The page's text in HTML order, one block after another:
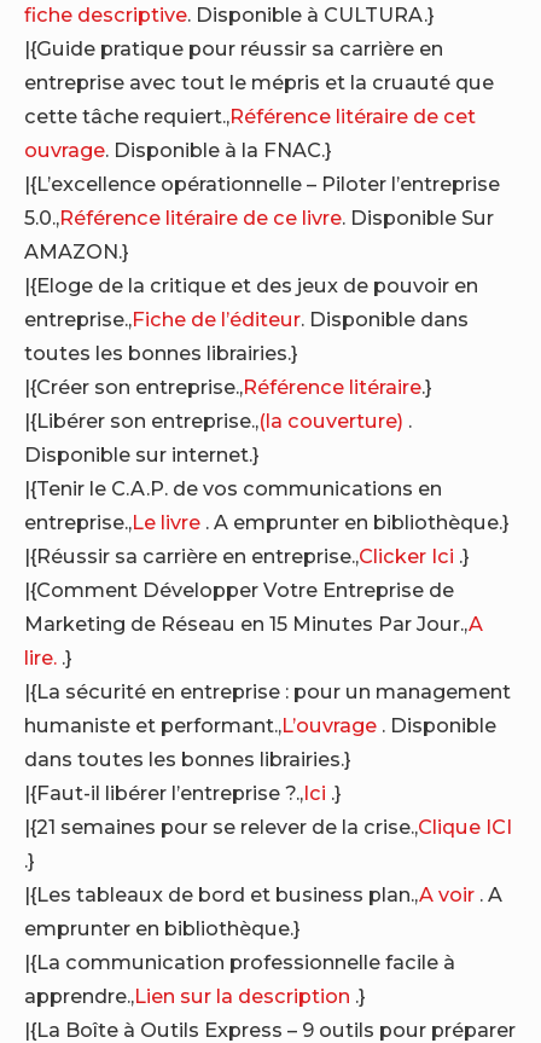
fiche descriptive. Disponible à CULTURA.}
|{Guide pratique pour réussir sa carrière en
entreprise avec tout le mépris et la cruauté que
cette tâche requiert.,Référence litéraire de cet
ouvrage. Disponible à la FNAC.}
|{L’excellence opérationnelle – Piloter l’entreprise
5.0.,Référence litéraire de ce livre. Disponible Sur
AMAZON.}
|{Eloge de la critique et des jeux de pouvoir en
entreprise.,Fiche de l’éditeur. Disponible dans
toutes les bonnes librairies.}
|{Créer son entreprise.,Référence litéraire.}
|{Libérer son entreprise.,(la couverture) .
Disponible sur internet.}
|{Tenir le C.A.P. de vos communications en
entreprise.,Le livre . A emprunter en bibliothèque.}
|{Réussir sa carrière en entreprise.,Clicker Ici .}
|{Comment Développer Votre Entreprise de
Marketing de Réseau en 15 Minutes Par Jour.,A
lire. .}
|{La sécurité en entreprise : pour un management
humaniste et performant.,L’ouvrage . Disponible
dans toutes les bonnes librairies.}
|{Faut-il libérer l’entreprise ?.,Ici .}
|{21 semaines pour se relever de la crise.,Clique ICI
.}
|{Les tableaux de bord et business plan.,A voir . A
emprunter en bibliothèque.}
|{La communication professionnelle facile à
apprendre.,Lien sur la description .}
|{La Boîte à Outils Express – 9 outils pour préparer